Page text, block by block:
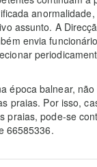
assunto. A
envia
época balnear,
praias. Por isso,
praias, pode-se
66585336.